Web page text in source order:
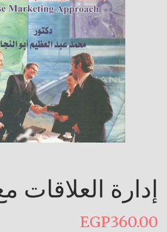
إدارة العلاقات
EGP360.00